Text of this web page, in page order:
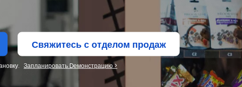
Свяжитесь с отделом продаж
Запланировать Dемонстрацию >